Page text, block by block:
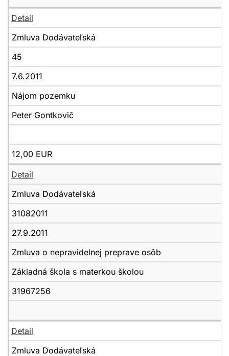
Detail
Zmluva Dodávateľská
45
7.6.2011
Nájom pozemku
Peter Gontkovič
12,00 EUR
Detail
Zmluva Dodávateľská
31082011
27.9.2011
Zmluva o nepravidelnej preprave osôb
Základná škola s materkou školou
31967256
Detail
Zmluva Dodávateľská